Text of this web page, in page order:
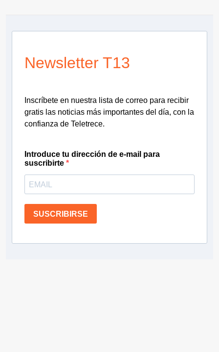
Newsletter T13
Inscríbete en nuestra lista de correo para recibir
gratis las noticias más importantes del día, con la
confianza de Teletrece.
Introduce tu dirección de e-mail para
suscribirte
SUSCRIBIRSE